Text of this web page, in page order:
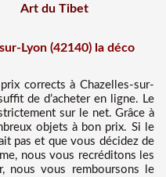
Art du Tibet
Lyon (42140) la déco
corrects à Chazelles-sur-
de d’acheter en ligne. Le
sur le net. Grâce à
objets à bon prix. Si le
pas et que vous décidez de
nous vous recréditons les
nous vous remboursons le